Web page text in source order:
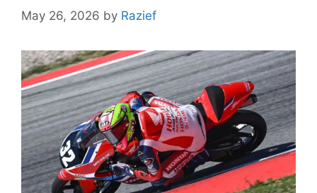
May 26, 2026 by Razief